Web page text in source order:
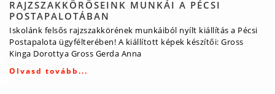
RAJZSZAKKÖRÖSEINK MUNKÁI A PÉCSI
POSTAPALOTÁBAN
Iskolánk felsős rajzszakkörének munkáiból nyílt kiállítás a Pécsi
Postapalota ügyfélterében! A kiállított képek készítői: Gross
Kinga Dorottya Gross Gerda Anna
Olvasd tovább...